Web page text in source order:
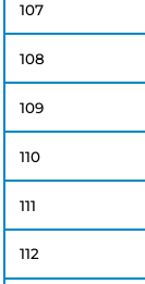
107
108
109
110
111
112